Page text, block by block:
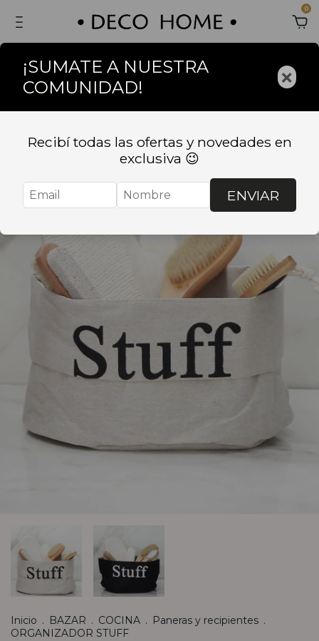
0
Inicio . BAZAR . COCINA . Paneras y recipientes .
ORGANIZADOR STUFF
¡SUMATE A NUESTRA
COMUNIDAD!
×
Recibí todas las ofertas y novedades en
exclusiva 😉
ENVIAR